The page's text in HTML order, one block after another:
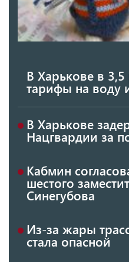
В Харькове в
тарифы на воду
В Харькове
Нацгвардии за
Кабмин
шестого
Синегубова
Из-за жары
стала опасной